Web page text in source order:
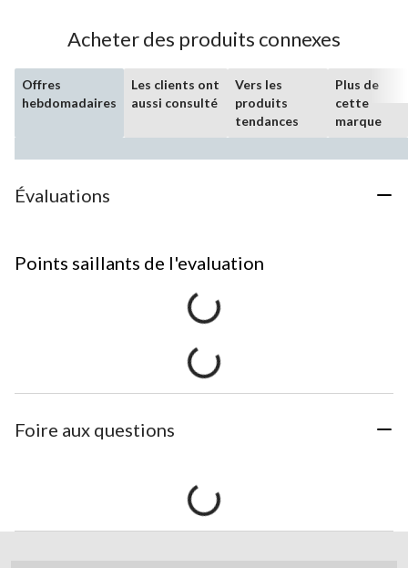
Acheter des produits connexes
Offres
hebdomadaires
Les clients ont
aussi consulté
Vers les
produits
tendances
Plus de
cette
marque
Évaluations
Points saillants de l'evaluation
Foire aux questions